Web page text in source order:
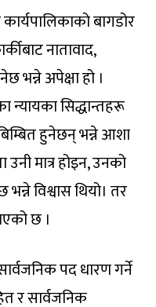
बागडोर
नातावाद,
भन्ने अपेक्षा हो ।
सिद्धान्तहरू
हुनेछन् भन्ने आशा
उनी मात्र होइन, उनको
भन्ने विश्वास थियो। तर
छ ।
पद धारण गर्ने
र सार्वजनिक